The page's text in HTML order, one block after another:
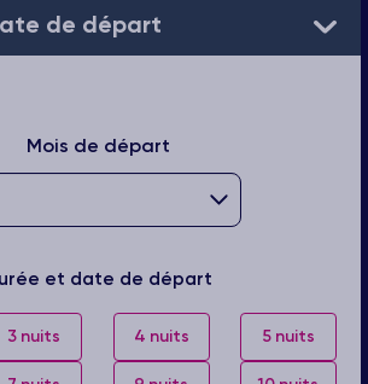
de départ
Mois de départ
et date de départ
3 nuits 4 nuits 5 nuits